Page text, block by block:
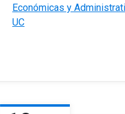
Económicas y
UC